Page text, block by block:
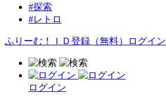
#探索
#レトロ
ふりーむ！ＩＤ登録（無料） ログイン
ログイン